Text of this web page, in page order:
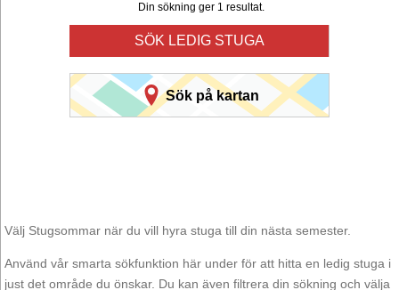
Din sökning ger 1 resultat.
SÖK LEDIG STUGA
Sök på kartan
Välj Stugsommar när du vill hyra stuga till din nästa semester.
Använd vår smarta sökfunktion här under för att hitta en ledig stuga i
just det område du önskar. Du kan även filtrera din sökning och välja